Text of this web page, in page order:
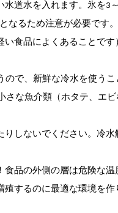
道水を入れます。氷を3
なるため注意が必要です。
食品によくあることで
で、新鮮な冷水を使うこ
な魚介類（ホタテ、エ
しないでください。冷
品の外側の層は危険な
するのに最適な環境を